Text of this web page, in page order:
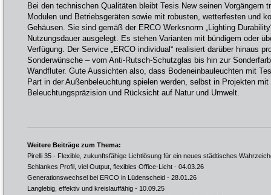
Bei den technischen Qualitäten bleibt Tesis New seinen Vorgängern
Modulen und Betriebsgeräten sowie mit robusten, wetterfesten und
Gehäusen. Sie sind gemäß der ERCO Werksnorm „Lighting
Nutzungsdauer ausgelegt. Es stehen Varianten mit bündigem oder
Verfügung. Der Service „ERCO individual“ realisiert darüber hinaus
Sonderwünsche – vom Anti-Rutsch-Schutzglas bis hin zur
Wandfluter. Gute Aussichten also, dass Bodeneinbauleuchten mit
Part in der Außenbeleuchtung spielen werden, selbst in Projekten
Beleuchtungspräzision und Rücksicht auf Natur und Umwelt.
Weitere Beiträge zum Thema:
Pirelli 35 - Flexible, zukunftsfähige Lichtlösung für ein neues städtisches
Schlankes Profil, viel Output, flexibles Office-Licht - 04.03.26
Generationswechsel bei ERCO in Lüdenscheid - 28.01.26
Langlebig, effektiv und kreislauffähig - 10.09.25